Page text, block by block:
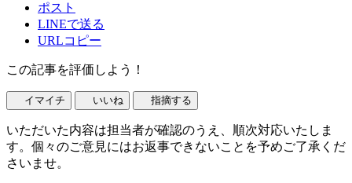
ポスト
LINEで送る
URLコピー
この記事を評価しよう！
イマイチ いいね 指摘する
いただいた内容は担当者が確認のうえ、順次対応いたしま
す。個々のご意見にはお返事できないことを予めご了承くだ
さいませ。